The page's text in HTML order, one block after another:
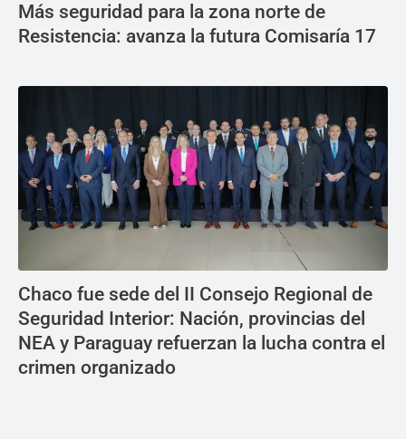
Más seguridad para la zona norte de
Resistencia: avanza la futura Comisaría 17
Chaco fue sede del II Consejo Regional de
Seguridad Interior: Nación, provincias del
NEA y Paraguay refuerzan la lucha contra el
crimen organizado